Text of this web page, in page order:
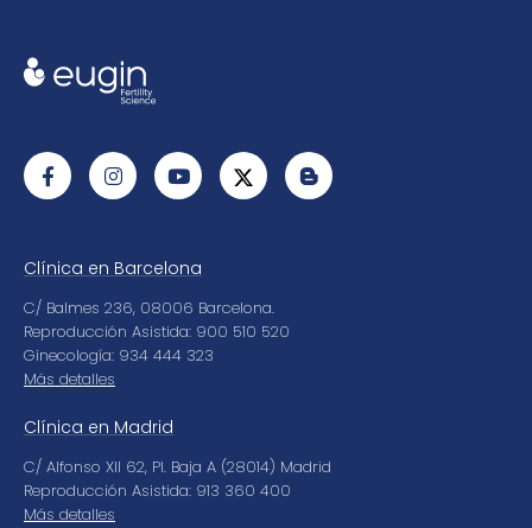
Clínica en Barcelona
C/ Balmes 236, 08006 Barcelona.
Reproducción Asistida: 900 510 520
Ginecología: 934 444 323
Más detalles
Clínica en Madrid
C/ Alfonso XII 62, Pl. Baja A (28014) Madrid
Reproducción Asistida: 913 360 400
Más detalles